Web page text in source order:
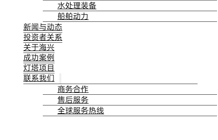
水处理装备
船舶动力
新闻与动态
投资者关系
关于海兴
成功案例
灯塔项目
联系我们
商务合作
售后服务
全球服务热线